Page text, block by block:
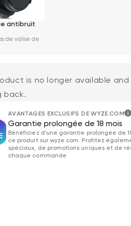
antibruit
de valise de
is no longer available
back.
AVANTAGES EXCLUSIFS DE WYZE.COM
Garantie prolongée de 18 mois
Bénéficiez d'une garantie prolongée de
ce produit sur wyze.com. Profitez
spéciaux, de promotions uniques et de
chaque commande
Wyze Cam v4 +
carte microSD 32
Go
Blanc
More